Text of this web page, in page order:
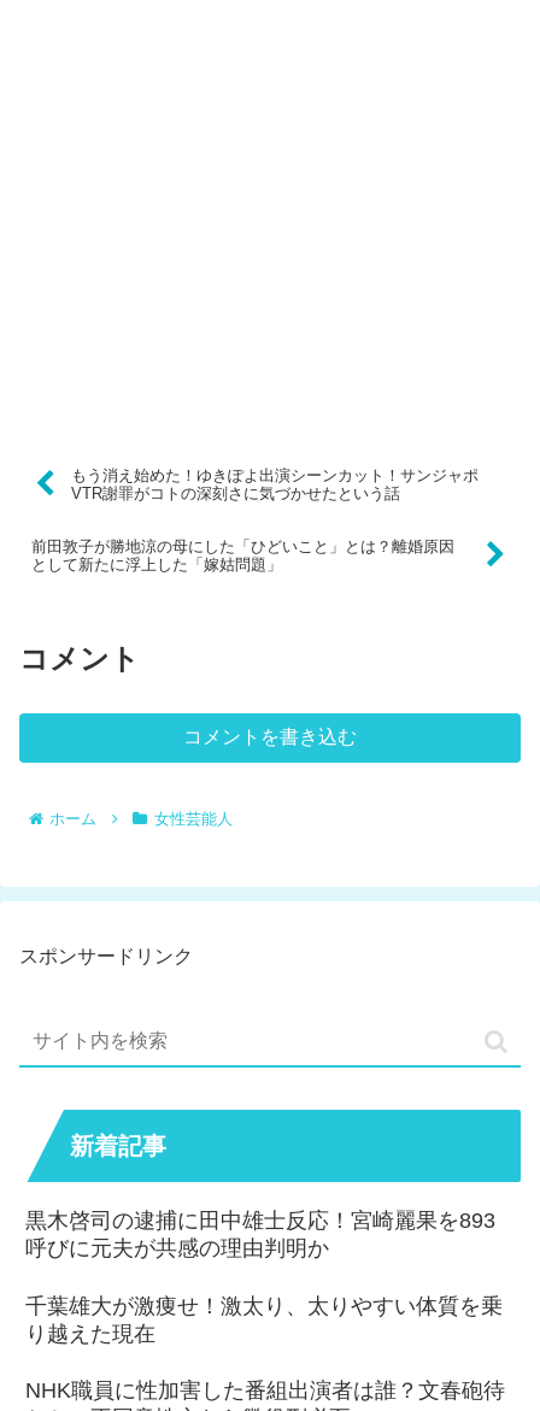
もう消え始めた！ゆきぽよ出演シーンカット！サンジャポ
VTR謝罪がコトの深刻さに気づかせたという話
前田敦子が勝地涼の母にした「ひどいこと」とは？離婚原因
として新たに浮上した「嫁姑問題」
コメント
コメントを書き込む
ホーム 女性芸能人
スポンサードリンク
新着記事
黒木啓司の逮捕に田中雄士反応！宮崎麗果を893
呼びに元夫が共感の理由判明か
千葉雄大が激痩せ！激太り、太りやすい体質を乗
り越えた現在
NHK職員に性加害した番組出演者は誰？文春砲待